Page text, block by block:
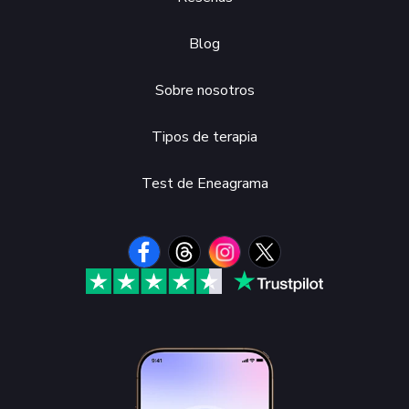
Blog
Sobre nosotros
Tipos de terapia
Test de Eneagrama